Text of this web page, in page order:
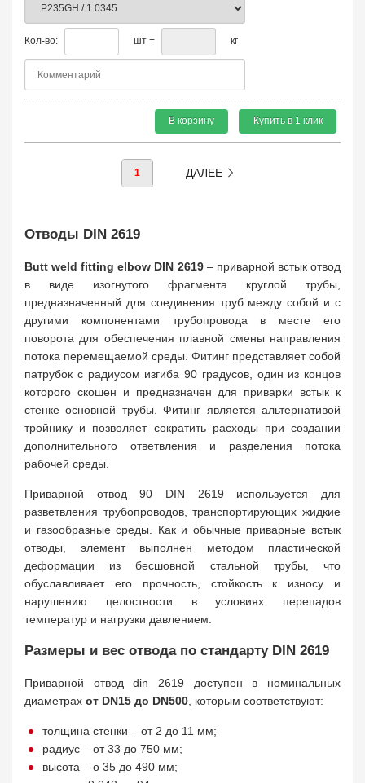
Кол-во: шт = кг
В корзину Купить в 1 клик
1 ДАЛЕЕ
Отводы DIN 2619
Butt weld fitting elbow DIN 2619– приварной встык отвод
в виде изогнутого фрагмента круглой трубы,
предназначенный для соединения труб между собой и с
другими компонентами трубопровода в месте его
поворота для обеспечения плавной смены направления
потока перемещаемой среды. Фитинг представляет собой
патрубок с радиусом изгиба 90 градусов, один из концов
которого скошен и предназначен для приварки встык к
стенке основной трубы. Фитинг является альтернативой
тройнику и позволяет сократить расходы при создании
дополнительного ответвления и разделения потока
рабочей среды.
Приварной отвод 90 DIN 2619 используется для
разветвления трубопроводов, транспортирующих жидкие
и газообразные среды. Как и обычные приварные встык
отводы, элемент выполнен методом пластической
деформации из бесшовной стальной трубы, что
обуславливает его прочность, стойкость к износу и
нарушению целостности в условиях перепадов
температур и нагрузки давлением.
Размеры и вес отвода по стандарту DIN 2619
Приварной отвод din 2619 доступен в номинальных
диаметрах от DN15 до DN500 , которым соответствуют:
толщина стенки – от 2 до 11 мм;
радиус – от 33 до 750 мм;
высота – о 35 до 490 мм;